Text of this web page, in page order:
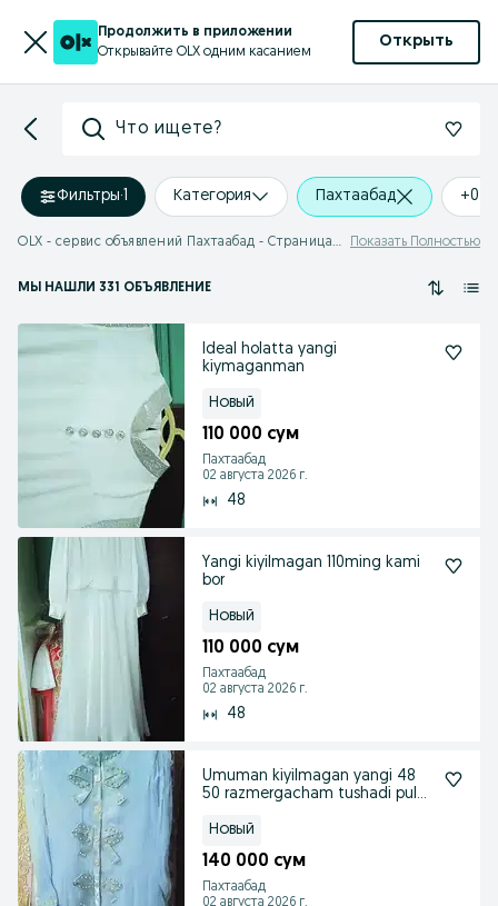
Продолжить в приложении
Открывайте OLX одним касанием
Открыть
Что ищете?
Фильтры·1 Категория Пахтаабад +0
OLX - сервис объявлений Пахтаабад - Страница 7 Показать Полностью
МЫ НАШЛИ 331 ОБЪЯВЛЕНИЕ
Ideal holatta yangi
kiymaganman
Новый
110 000 сум
Пахтаабад
02 августа 2026 г.
48
Yangi kiyilmagan 110ming kami
bor
Новый
110 000 сум
Пахтаабад
02 августа 2026 г.
48
Umuman kiyilmagan yangi 48
50 razmergacham tushadi pul
Новый
140 000 сум
Пахтаабад
02 августа 2026 г.